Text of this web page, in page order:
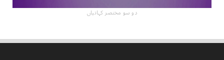
دو سو مختصر کہانیاں